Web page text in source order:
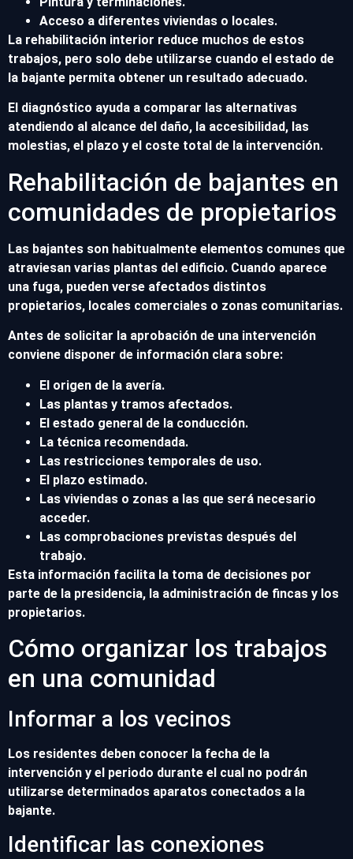
Acceso a diferentes viviendas o locales.
La rehabilitación interior reduce muchos de estos
trabajos, pero solo debe utilizarse cuando el estado de
la bajante permita obtener un resultado adecuado.
El diagnóstico ayuda a comparar las alternativas
atendiendo al alcance del daño, la accesibilidad, las
molestias, el plazo y el coste total de la intervención.
Rehabilitación de bajantes en
comunidades de propietarios
Las bajantes son habitualmente elementos comunes que
atraviesan varias plantas del edificio. Cuando aparece
una fuga, pueden verse afectados distintos
propietarios, locales comerciales o zonas comunitarias.
Antes de solicitar la aprobación de una intervención
conviene disponer de información clara sobre:
El origen de la avería.
Las plantas y tramos afectados.
El estado general de la conducción.
La técnica recomendada.
Las restricciones temporales de uso.
El plazo estimado.
Las viviendas o zonas a las que será necesario
acceder.
Las comprobaciones previstas después del
trabajo.
Esta información facilita la toma de decisiones por
parte de la presidencia, la administración de fincas y los
propietarios.
Cómo organizar los trabajos
en una comunidad
Informar a los vecinos
Los residentes deben conocer la fecha de la
intervención y el periodo durante el cual no podrán
utilizarse determinados aparatos conectados a la
bajante.
Identificar las conexiones